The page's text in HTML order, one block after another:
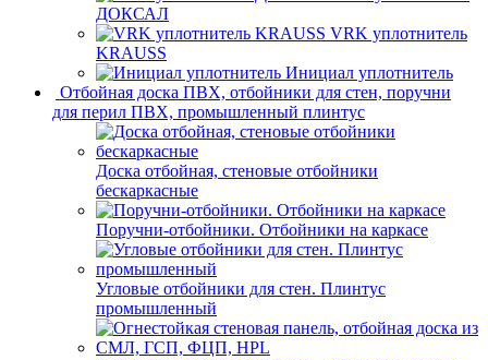
ДОКСАЛ
VRK уплотнитель
KRAUSS
Инициал уплотнитель
Отбойная доска ПВХ, отбойники для стен, поручни
для перил ПВХ, промышленный плинтус
Доска отбойная, стеновые отбойники
бескаркасные
Поручни-отбойники. Отбойники на каркасе
Угловые отбойники для стен. Плинтус
промышленный